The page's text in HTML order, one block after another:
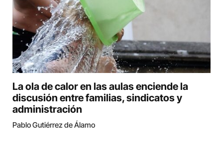
La ola de calor en las aulas enciende la
discusión entre familias, sindicatos y
administración
Pablo Gutiérrez de Álamo